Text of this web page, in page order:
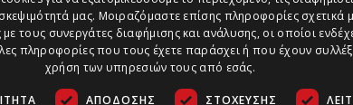
μας. Μοιραζόμαστε επίσης πληροφορίες σχετικά
τους συνεργάτες διαφήμισης και ανάλυσης, οι οποίοι
πληροφορίες που τους έχετε παράσχει ή που έχουν
χρήση των υπηρεσιών τους από εσάς.
ΑΠΌΔΟΣΗΣ ΣΤΌΧΕΥΣΗΣ